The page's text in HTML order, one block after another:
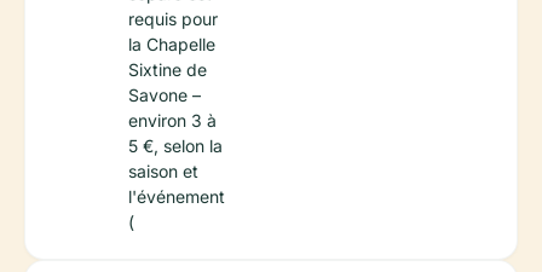
requis pour
la Chapelle
Sixtine de
Savone –
environ 3 à
5 €, selon la
saison et
l'événement
(